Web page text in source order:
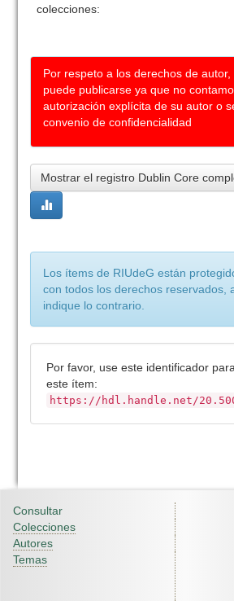
colecciones:
Por respeto a los derechos de
puede publicarse ya que no
autorización explícita de su autor o
convenio de confidencialidad
Mostrar el registro Dublin Core
Los ítems de RIUdeG están
con todos los derechos reservados,
indique lo contrario.
Por favor, use este identificador
este ítem:
https://hdl.handle.net/
Consultar
Colecciones
Autores
Temas